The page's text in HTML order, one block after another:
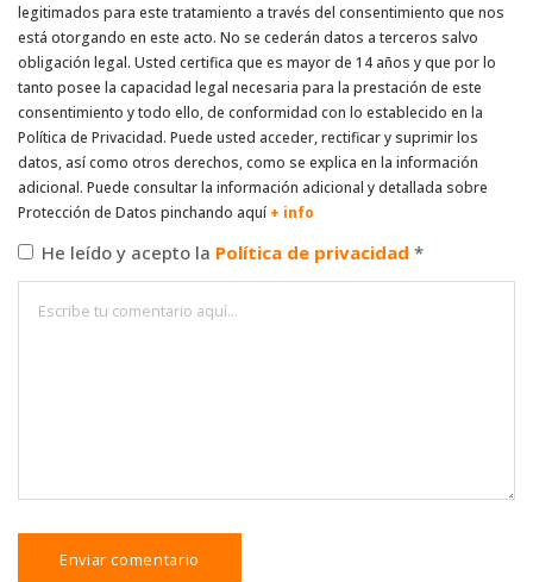
legitimados para este tratamiento a través del consentimiento que nos
está otorgando en este acto. No se cederán datos a terceros salvo
obligación legal. Usted certifica que es mayor de 14 años y que por lo
tanto posee la capacidad legal necesaria para la prestación de este
consentimiento y todo ello, de conformidad con lo establecido en la
Política de Privacidad. Puede usted acceder, rectificar y suprimir los
datos, así como otros derechos, como se explica en la información
adicional. Puede consultar la información adicional y detallada sobre
Protección de Datos pinchando aquí + info
He leído y acepto la Política de privacidad *